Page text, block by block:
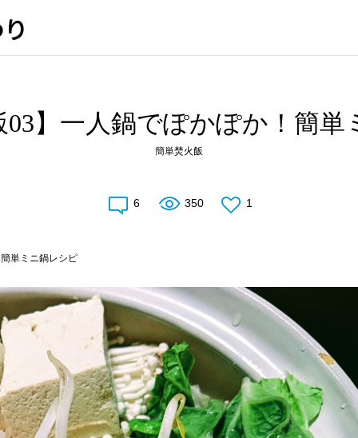
03】一人鍋でぽかぽか！簡単
簡単焚火飯
6 350 1
単ミニ鍋レシピ